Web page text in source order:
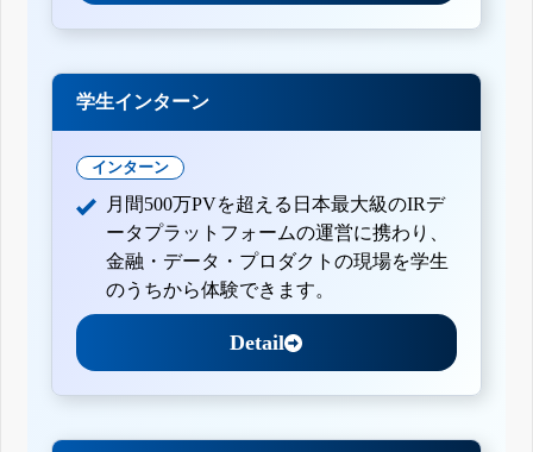
学生インターン
インターン
月間500万PVを超える日本最大級のIRデ
ータプラットフォームの運営に携わり、
金融・データ・プロダクトの現場を学生
のうちから体験できます。
Detail